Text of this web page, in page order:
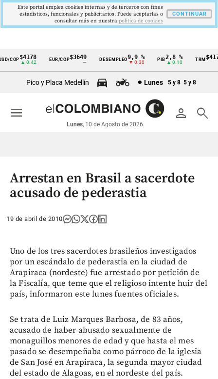
Cintillo
económicos
Colombia
COP$4178
▲ 0.42
EUR/COP$3649 DESEMPLEO 9,9 %
▼ 0.30
PIB2,8 %
▲ 0.10
TRM
Pico y Placa Medellín Lunes 5 y 8 5 y 8
person search
Lunes, 10 de Agosto de 2026
menu
Arrestan en Brasil a sacerdote
acusado de pederastia
19 de abril de 2010
Uno de los tres sacerdotes brasileños investigados
por un escándalo de pederastia en la ciudad de
Arapiraca (nordeste) fue arrestado por petición de
la Fiscalía, que teme que el religioso intente huir del
país, informaron este lunes fuentes oficiales.
Se trata de Luiz Marques Barbosa, de 83 años,
acusado de haber abusado sexualmente de
monaguillos menores de edad y que hasta el mes
pasado se desempeñaba como párroco de la iglesia
de San José en Arapiraca, la segunda mayor ciudad
del estado de Alagoas, en el nordeste del país.
Este portal emplea cookies internas y de terceros con fines
estadísticos, funcionales y publicitarios. Puede aceptarlas o
consultar más en nuestra politica de cookies
CONTINUAR